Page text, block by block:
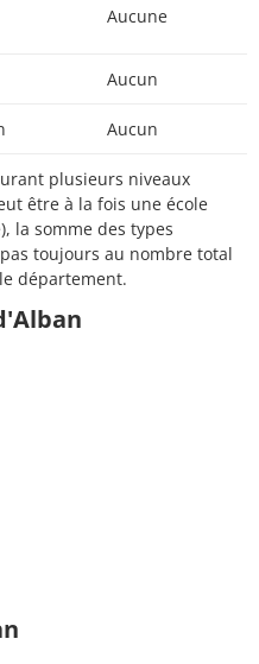
Aucune
Aucun
Aucun
plusieurs niveaux
être à la fois une école
la somme des types
toujours au nombre total
département.